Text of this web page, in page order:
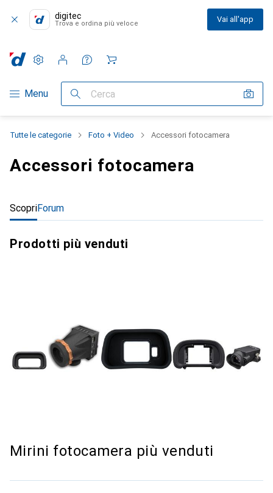
digitec
Trova e ordina più veloce Vai all'app
Categoria Navigazione
Menu Cerca
Impostazioni
Conto cliente
Liste di confronto
Liste dei desideri
Carrello
Tutte le categorie Foto + Video Accessori fotocamera
Accessori fotocamera
ScopriForum
Prodotti più venduti
Mirini fotocamera più venduti